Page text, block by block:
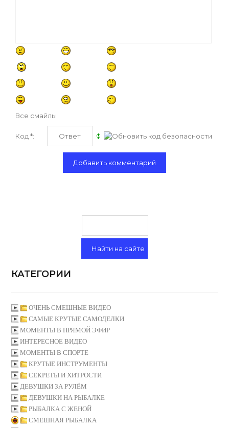
Все смайлы
Код *:
КАТЕГОРИИ
ОЧЕНЬ СМЕШНЫЕ ВИДЕО
САМЫЕ КРУТЫЕ САМОДЕЛКИ
МОМЕНТЫ В ПРЯМОЙ ЭФИР
ИНТЕРЕСНОЕ ВИДЕО
МОМЕНТЫ В СПОРТЕ
КРУТЫЕ ИНСТРУМЕНТЫ
СЕКРЕТЫ И ХИТРОСТИ
ДЕВУШКИ ЗА РУЛЁМ
ДЕВУШКИ НА РЫБАЛКЕ
РЫБАЛКА С ЖЕНОЙ
СМЕШНАЯ РЫБАЛКА